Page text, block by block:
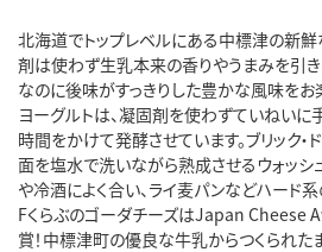
北海道でトップレベルにある中標津の新鮮
剤は使わず生乳本来の香りやうまみを引き
なのに後味がすっきりした豊かな風味をお
ヨーグルトは、凝固剤を使わずていねいに
時間をかけて発酵させています。ブリック・
面を塩水で洗いながら熟成させるウォッシ
や冷酒によく合い、ライ麦パンなどハード
FくらぶのゴーダチーズはJapan Cheese
賞！中標津町の優良な牛乳からつくられ